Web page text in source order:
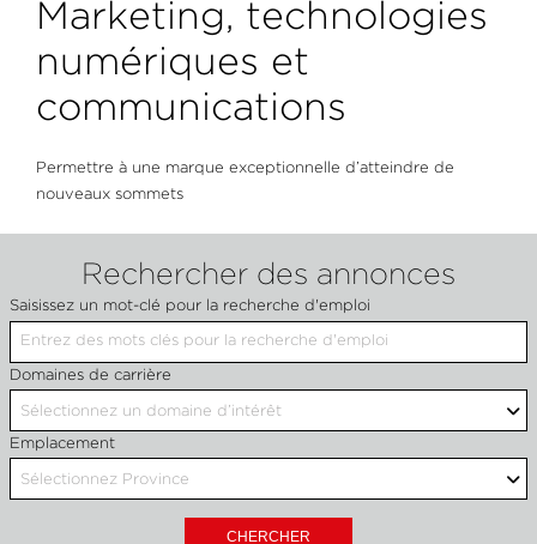
Marketing, technologies
numériques et
communications
Permettre à une marque exceptionnelle d’atteindre de
nouveaux sommets
Rechercher des annonces
Saisissez un mot-clé pour la recherche d'emploi
Domaines de carrière
Sélectionnez un domaine d’intérêt
Emplacement
Sélectionnez Province